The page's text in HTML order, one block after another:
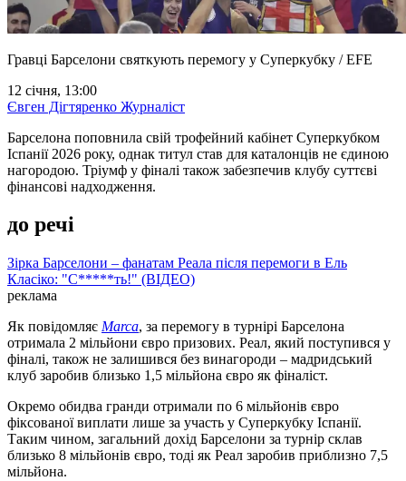
Гравці Барселони святкують перемогу у Суперкубку / EFE
12 січня, 13:00
Євген Дігтяренко Журналіст
Барселона поповнила свій трофейний кабінет Суперкубком
Іспанії 2026 року, однак титул став для каталонців не єдиною
нагородою. Тріумф у фіналі також забезпечив клубу суттєві
фінансові надходження.
до речі
Зірка Барселони – фанатам Реала після перемоги в Ель
Класіко: "С*****ть!" (ВІДЕО)
реклама
Як повідомляє Marca, за перемогу в турнірі Барселона
отримала 2 мільйони євро призових. Реал, який поступився у
фіналі, також не залишився без винагороди – мадридський
клуб заробив близько 1,5 мільйона євро як фіналіст.
Окремо обидва гранди отримали по 6 мільйонів євро
фіксованої виплати лише за участь у Суперкубку Іспанії.
Таким чином, загальний дохід Барселони за турнір склав
близько 8 мільйонів євро, тоді як Реал заробив приблизно 7,5
мільйона.